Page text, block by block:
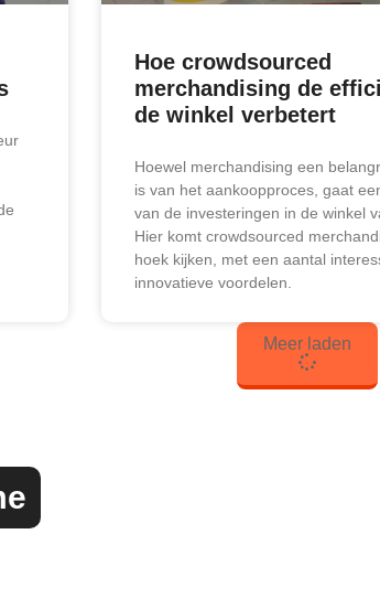
Hoe crowdsourced
merchandising de
de winkel verbetert
Hoewel merchandising een
is van het aankoopproces, gaat
van de investeringen in de winkel
Hier komt crowdsourced
hoek kijken, met een aantal
innovatieve voordelen.
Meer laden